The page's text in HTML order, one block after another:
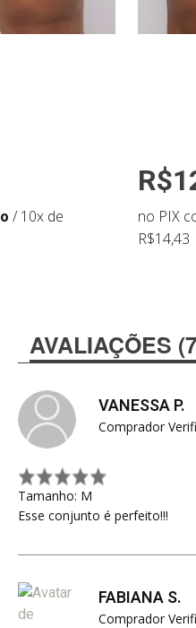
/ 10x de no PIX
R$14,43
AVALIAÇÕES
VANESSA P.
Comprador
Tamanho: M
Esse conjunto é perfeito!!!
FABIANA S.
Comprador